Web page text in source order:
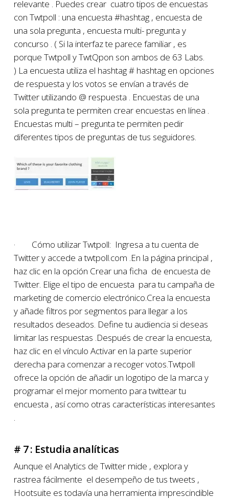
relevante . Puedes crear cuatro tipos de encuestas
con Twtpoll : una encuesta #hashtag , encuesta de
una sola pregunta , encuesta multi- pregunta y
concurso . ( Si la interfaz te parece familiar , es
porque Twtpoll y TwtQpon son ambos de 63 Labs.
) La encuesta utiliza el hashtag # hashtag en opciones
de respuesta y los votos se envían a través de
Twitter utilizando @ respuesta . Encuestas de una
sola pregunta te permiten crear encuestas en línea .
Encuestas multi – pregunta te permiten pedir
diferentes tipos de preguntas de tus seguidores.
· Cómo utilizar Twtpoll: Ingresa a tu cuenta de
Twitter y accede a twtpoll.com .En la página principal ,
haz clic en la opción Crear una ficha de encuesta de
Twitter. Elige el tipo de encuesta para tu campaña de
marketing de comercio electrónico.Crea la encuesta
y añade filtros por segmentos para llegar a los
resultados deseados. Define tu audiencia si deseas
limitar las respuestas .Después de crear la encuesta,
haz clic en el vínculo Activar en la parte superior
derecha para comenzar a recoger votos.Twtpoll
ofrece la opción de añadir un logotipo de la marca y
programar el mejor momento para twittear tu
encuesta , así como otras características interesantes
.
# 7 : Estudia analíticas
Aunque el Analytics de Twitter mide , explora y
rastrea fácilmente el desempeño de tus tweets ,
Hootsuite es todavía una herramienta imprescindible